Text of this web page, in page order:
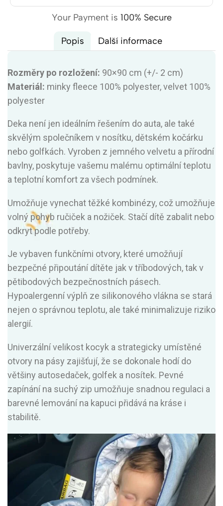
Your Payment is 100% Secure
Popis Další informace
Rozměry po rozložení: 90×90 cm (+/- 2 cm)
Materiál: minky fleece 100% polyester, velvet 100%
polyester
Deka není jen ideálním řešením do auta, ale také
skvělým společníkem v nosítku, dětském kočárku
nebo golfkách. Vyroben z jemného velvetu a přírodní
bavlny, poskytuje vašemu malému optimální teplotu
a teplotní komfort za všech podmínek.
Umožňuje vynechat těžké kombinézy, což umožňuje
volný pohyb ručiček a nožiček. Stačí dítě zabalit nebo
odkryt podle potřeby.
Je vybaven funkčními otvory, které umožňují
bezpečné připoutání dítěte jak v tříbodových, tak v
pětibodových bezpečnostních pásech.
Hypoalergenní výplň ze silikonového vlákna se stará
nejen o správnou teplotu, ale také minimalizuje riziko
alergií.
Univerzální velikost kocyk a strategicky umístěné
otvory na pásy zajišťují, že se dokonale hodí do
většiny autosedaček, golfek a nosítek. Pevné
zapínání na suchý zip umožňuje snadnou regulaci a
barevné lemování na kapuci přidává na kráse i
stabilitě.